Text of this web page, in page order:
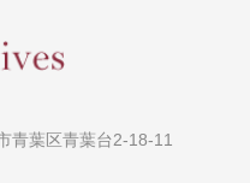
青葉区青葉台2-18-11